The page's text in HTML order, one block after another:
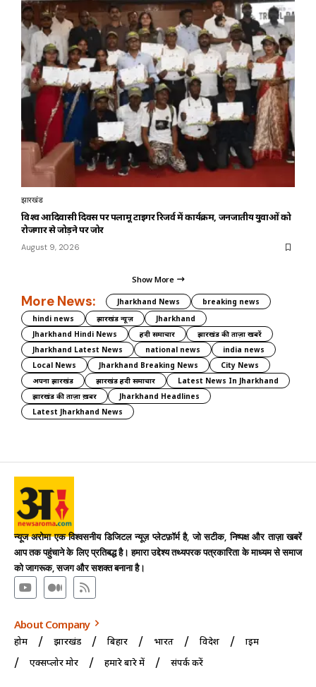
झारखंड
विश्व आदिवासी दिवस पर पलामू टाइगर रिजर्व में कार्यक्रम, जनजातीय युवाओं को
रोजगार से जोड़ने पर जोर
August 9, 2026
Show More
More News: Jharkhand News
breaking news
hindi news
झारखंड न्यूज़
Jharkhand
Jharkhand Hindi News
हिंदी समाचार
झारखंड की ताज़ा खबरें
Jharkhand Latest News
national news
india news
Local News
Jharkhand Breaking News
City News
अपना झारखंड
झारखंड हिंदी समाचार
Latest News In Jharkhand
झारखंड की ताज़ा ख़बर
Jharkhand Headlines
Latest Jharkhand News
न्यूज अरोमा एक विश्वसनीय डिजिटल न्यूज़ प्लेटफ़ॉर्म है, जो सटीक, निष्पक्ष और ताज़ा खबरें
आप तक पहुंचाने के लिए प्रतिबद्ध है। हमारा उद्देश्य तथ्यपरक पत्रकारिता के माध्यम से समाज
को जागरूक, सजग और सशक्त बनाना है।
About Company
होम झारखंड बिहार भारत विदेश
क्राइम
एक्सप्लोर मोर
हमारे बारे में संपर्क करें